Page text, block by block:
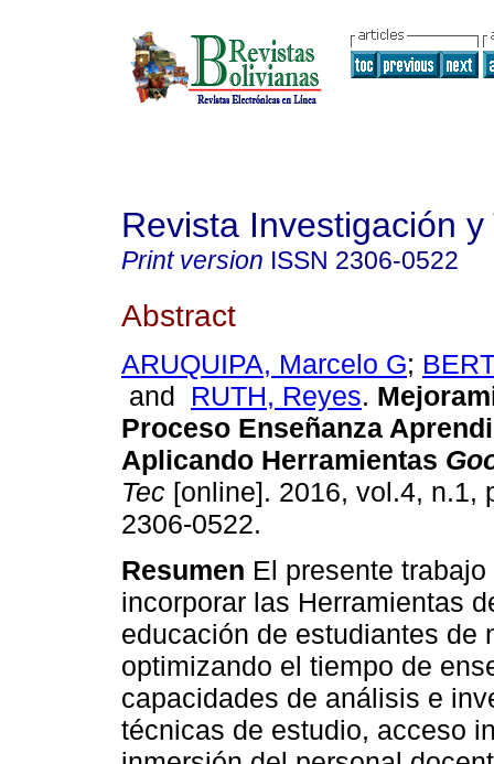
Revista Investigación
Print version ISSN 2306-0522
Abstract
ARUQUIPA, Marcelo G;
and RUTH, Reyes.
Proceso Enseñanza
Aplicando Herramientas
Tec [online]. 2016, vol.4, n.1,
2306-0522.
Resumen El presente
incorporar las Herramientas
educación de estudiantes de
optimizando el tiempo de
capacidades de análisis e
técnicas de estudio, acceso